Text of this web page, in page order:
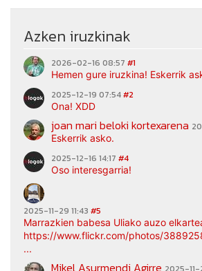
Azken iruzkinak
2026-02-16 08:57 #1
Hemen gure iruzkina! Eskerrik
2025-12-19 07:54#2
Ona! XDD
joan mari beloki kortexarena
Eskerrik asko.
2025-12-16 14:17 #4
Oso interesgarria!
2025-11-29 11:43 #5
Marrazkien babesa Uliako auzo
https://www.flickr.com/photos/
...
Mikel Asurmendi Agirre